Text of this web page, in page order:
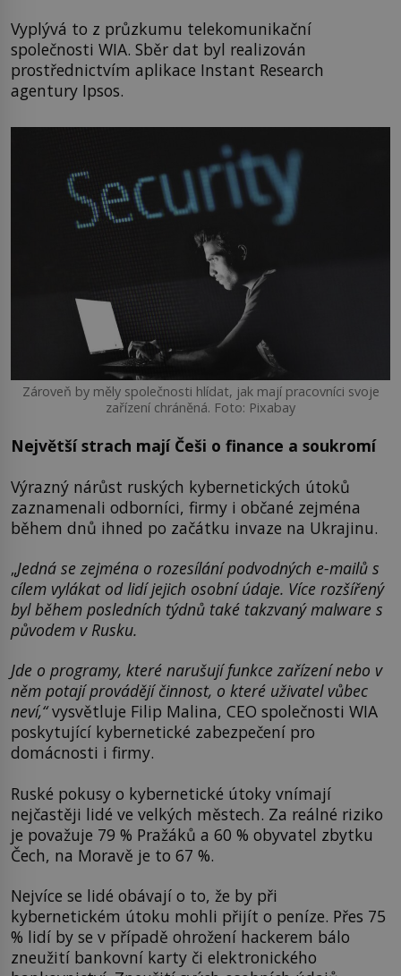
Vyplývá to z průzkumu telekomunikační
společnosti WIA. Sběr dat byl realizován
prostřednictvím aplikace Instant Research
agentury Ipsos.
Zároveň by měly společnosti hlídat, jak mají pracovníci svoje
zařízení chráněná. Foto: Pixabay
Největší strach mají Češi o finance a soukromí
Výrazný nárůst ruských kybernetických útoků
zaznamenali odborníci, firmy i občané zejména
během dnů ihned po začátku invaze na Ukrajinu.
„Jedná se zejména o rozesílání podvodných e-mailů s
cílem vylákat od lidí jejich osobní údaje. Více rozšířený
byl během posledních týdnů také takzvaný malware s
původem v Rusku.
Jde o programy, které narušují funkce zařízení nebo v
něm potají provádějí činnost, o které uživatel vůbec
neví,“vysvětluje Filip Malina, CEO společnosti WIA
poskytující kybernetické zabezpečení pro
domácnosti i firmy.
Ruské pokusy o kybernetické útoky vnímají
nejčastěji lidé ve velkých městech. Za reálné riziko
je považuje 79 % Pražáků a 60 % obyvatel zbytku
Čech, na Moravě je to 67 %.
Nejvíce se lidé obávají o to, že by při
kybernetickém útoku mohli přijít o peníze. Přes 75
% lidí by se v případě ohrožení hackerem bálo
zneužití bankovní karty či elektronického